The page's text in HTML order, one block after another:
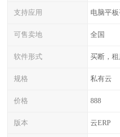
支持应用 电脑平
可售卖地 全国
软件形式 买断，租
规格 私有云
价格 888
版本 云ERP